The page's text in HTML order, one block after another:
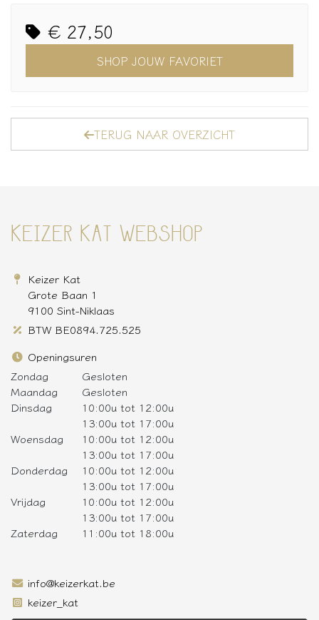
€ 27,50
SHOP JOUW FAVORIET
TERUG NAAR OVERZICHT
KEIZER KAT WEBSHOP
Keizer Kat
Grote Baan 1
9100 Sint-Niklaas
BTW BE0894.725.525
Openingsuren
Zondag
Gesloten
Maandag
Gesloten
Dinsdag
10:00u tot 12:00u
13:00u tot 17:00u
Woensdag
10:00u tot 12:00u
13:00u tot 17:00u
Donderdag
10:00u tot 12:00u
13:00u tot 17:00u
Vrijdag
10:00u tot 12:00u
13:00u tot 17:00u
Zaterdag
11:00u tot 18:00u
info@keizerkat.be
keizer_kat